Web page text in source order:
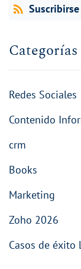
Categorías
Redes Sociales
Contenido
crm
Books
Marketing
Zoho 2026
Casos de éxito